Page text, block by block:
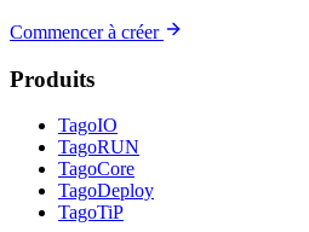
Commencer à créer
Produits
TagoIO
TagoRUN
TagoCore
TagoDeploy
TagoTiP